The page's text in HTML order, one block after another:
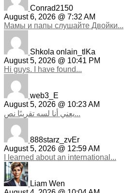
Conrad2150
August 6, 2026 @ 7:32 AM
Мамы и папы слушайте Двойки...
Shkola onlain_tlKa
August 5, 2026 @ 10:41 PM
Hi guys. I have found...
web3_E
August 5, 2026 @ 10:23 AM
يعني أنا لسه تقريبًا نص...
888starz_zvEr
August 5, 2026 @ 12:59 AM
I learned about an international...
Liam Wen